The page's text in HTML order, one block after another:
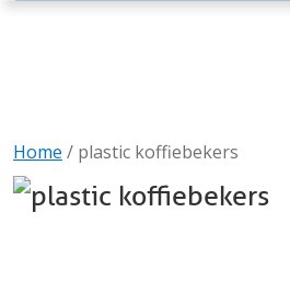
Home / plastic koffiebekers